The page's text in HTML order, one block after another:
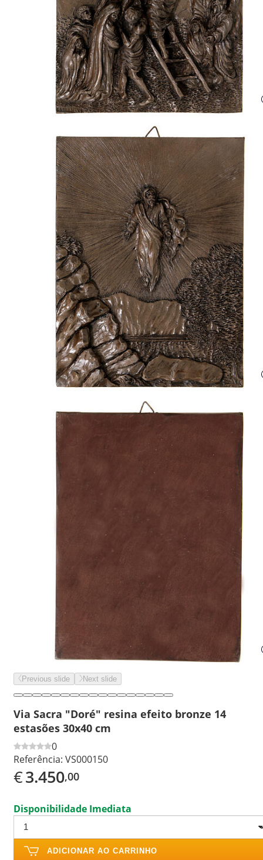
Previous slide Next slide
Via Sacra "Doré" resina efeito bronze 14
estasões 30x40 cm
0
Referência: VS000150
€3.450,00
Disponibilidade Imediata
ADICIONAR AO CARRINHO